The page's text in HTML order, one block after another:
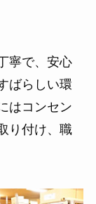
寧で、安心
ばらしい環
はコンセン
り付け、職